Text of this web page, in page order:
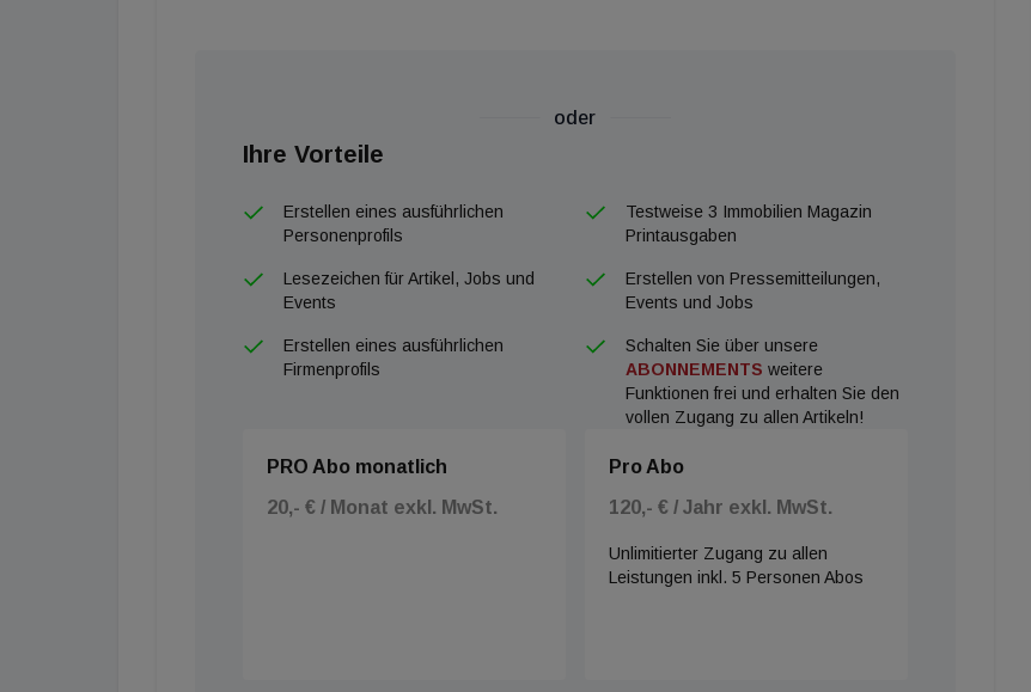
oder
Ihre Vorteile
Erstellen eines ausführlichen
Personenprofils
Testweise 3 Immobilien Magazin
Printausgaben
Lesezeichen für Artikel, Jobs und
Events
Erstellen von Pressemitteilungen,
Events und Jobs
Erstellen eines ausführlichen
Firmenprofils
Schalten Sie über unsere
ABONNEMENTS weitere
Funktionen frei und erhalten Sie den
vollen Zugang zu allen Artikeln!
PRO Abo monatlich
20,- € / Monat exkl. MwSt.
Pro Abo
120,- € / Jahr exkl. MwSt.
Unlimitierter Zugang zu allen
Leistungen inkl. 5 Personen Abos